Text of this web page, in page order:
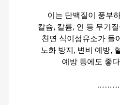
이는 단백질이 풍부
칼슘, 칼륨, 인 등 무기
천연 식이섬유소가 들
노화 방지, 변비 예방,
예방 등에도 좋
………